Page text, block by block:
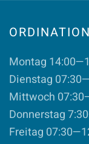
Montag
Dienstag
Mittwoch
Donnerstag
Freitag